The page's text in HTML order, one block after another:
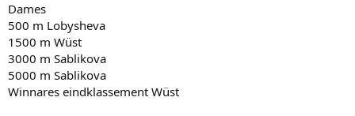
Dames
500 m Lobysheva
1500 m Wüst
3000 m Sablikova
5000 m Sablikova
Winnares eindklassement Wüst